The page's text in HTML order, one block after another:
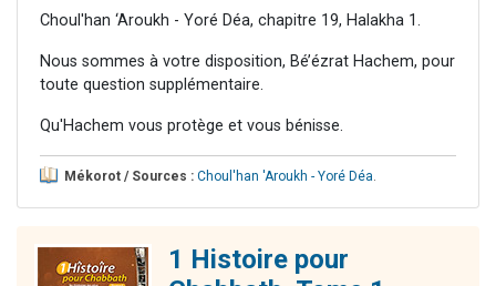
Choul'han ‘Aroukh - Yoré Déa, chapitre 19, Halakha 1.
Nous sommes à votre disposition, Bé’ézrat Hachem, pour
toute question supplémentaire.
Qu'Hachem vous protège et vous bénisse.
Mékorot / Sources : Choul'han 'Aroukh - Yoré Déa.
1 Histoire pour